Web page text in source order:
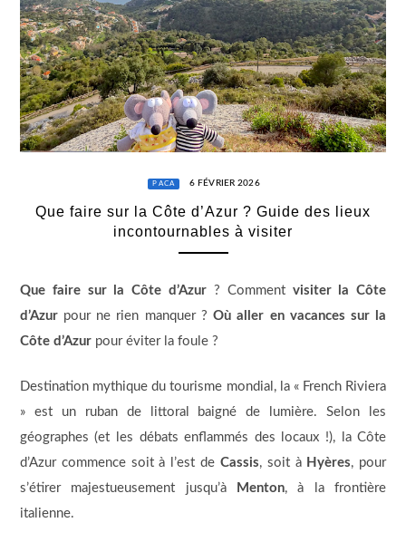
PACA 6 FÉVRIER 2026
Que faire sur la Côte d’Azur ? Guide des lieux
incontournables à visiter
Que faire sur la Côte d’Azur ? Comment visiter la Côte
d’Azurpour ne rien manquer ?Où aller en vacances sur la
Côte d’Azurpour éviter la foule ?
Destination mythique du tourisme mondial, la « French Riviera
» est un ruban de littoral baigné de lumière. Selon les
géographes (et les débats enflammés des locaux !), la Côte
d’Azur commence soit à l’est de Cassis, soit à Hyères, pour
s’étirer majestueusement jusqu’à
Menton, à la frontière
italienne.